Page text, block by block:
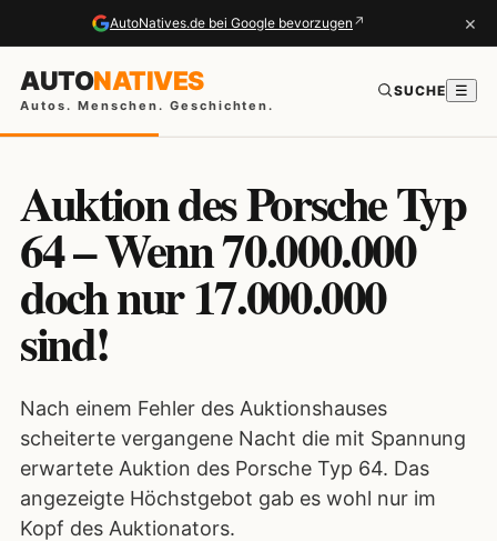
AutoNatives.de bei Google bevorzugen ↗ ×
AUTONATIVES
Autos. Menschen. Geschichten.
SUCHE ☰
Auktion des Porsche Typ
64 – Wenn 70.000.000
doch nur 17.000.000
sind!
Nach einem Fehler des Auktionshauses
scheiterte vergangene Nacht die mit Spannung
erwartete Auktion des Porsche Typ 64. Das
angezeigte Höchstgebot gab es wohl nur im
Kopf des Auktionators.